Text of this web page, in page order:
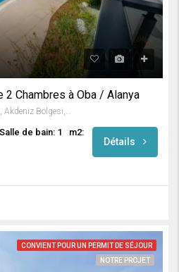
Chambres à Oba / Alanya
Salle de bain: 1
m2:
Détails
CONVIENT POUR UN PERMIT DE SÉJOUR
NOTRE PROJET